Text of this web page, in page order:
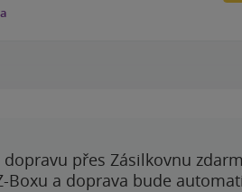
přes Zásilkovnu
a doprava bude